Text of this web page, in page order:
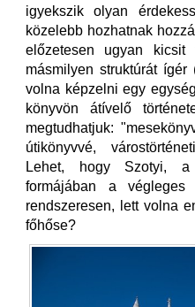
igyekszik olyan
közelebb hozhatnak
előzetesen ugyan kicsit
másmilyen struktúrát
volna képzelni egy
könyvön átívelő
megtudhatjuk:
útikönyvvé,
Lehet, hogy Szotyi,
formájában a végleges
rendszeresen, lett volna
főhőse?